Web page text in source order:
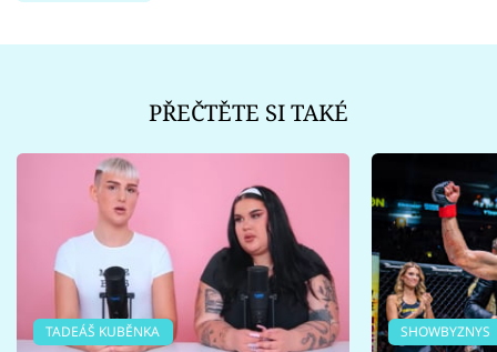
PŘEČTĚTE SI TAKÉ
TADEÁŠ KUBĚNKA SHOWBYZNYS